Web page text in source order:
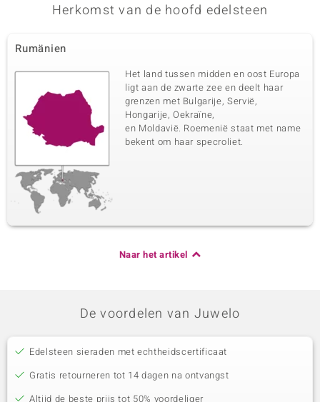
Herkomst van de hoofd edelsteen
Rumänien
Het land tussen midden en oost Europa
ligt aan de zwarte zee en deelt haar
grenzen met Bulgarije, Servië,
Hongarije, Oekraïne,
en Moldavië. Roemenië staat met name
bekent om haar specroliet.
Naar het artikel
De voordelen van Juwelo
Edelsteen sieraden met echtheidscertificaat
Gratis retourneren tot 14 dagen na ontvangst
Altijd de beste prijs tot 50% voordeliger